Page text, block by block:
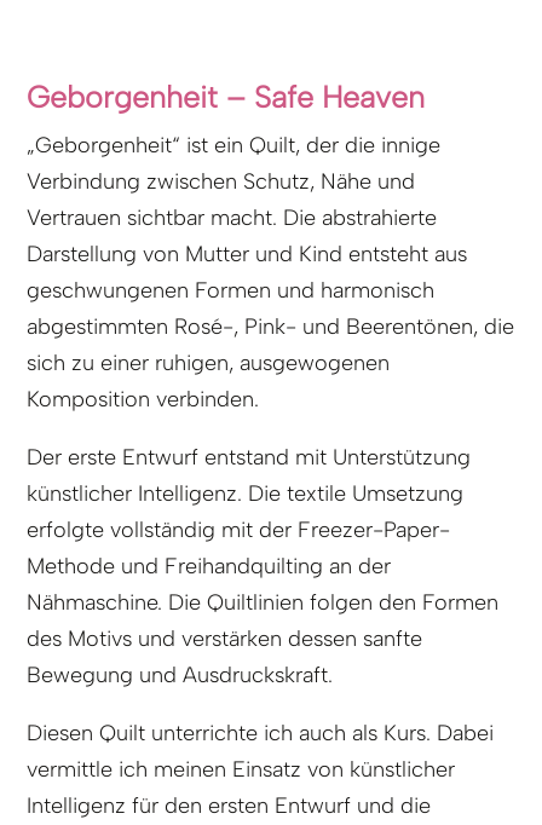
Geborgenheit – Safe Heaven
„Geborgenheit“ ist ein Quilt, der die innige
Verbindung zwischen Schutz, Nähe und
Vertrauen sichtbar macht. Die abstrahierte
Darstellung von Mutter und Kind entsteht aus
geschwungenen Formen und harmonisch
abgestimmten Rosé-, Pink- und Beerentönen, die
sich zu einer ruhigen, ausgewogenen
Komposition verbinden.
Der erste Entwurf entstand mit Unterstützung
künstlicher Intelligenz. Die textile Umsetzung
erfolgte vollständig mit der Freezer-Paper-
Methode und Freihandquilting an der
Nähmaschine. Die Quiltlinien folgen den Formen
des Motivs und verstärken dessen sanfte
Bewegung und Ausdruckskraft.
Diesen Quilt unterrichte ich auch als Kurs. Dabei
vermittle ich meinen Einsatz von künstlicher
Intelligenz für den ersten Entwurf und die